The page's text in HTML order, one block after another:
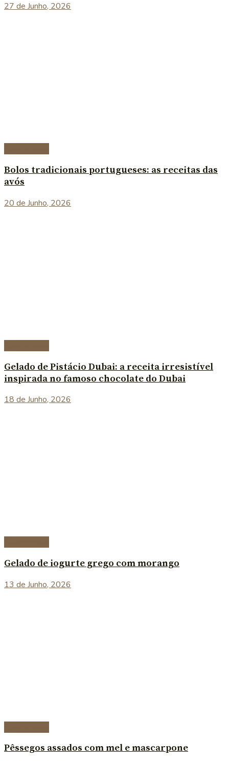
27 de Junho, 2026
Bolos tradicionais portugueses: as receitas das
avós
20 de Junho, 2026
Gelado de Pistácio Dubai: a receita irresistível
inspirada no famoso chocolate do Dubai
18 de Junho, 2026
Gelado de iogurte grego com morango
13 de Junho, 2026
Pêssegos assados com mel e mascarpone